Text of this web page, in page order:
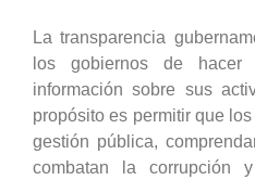
La transparencia
los gobiernos de
información sobre sus
propósito es permitir que
gestión pública,
combatan la corrupción